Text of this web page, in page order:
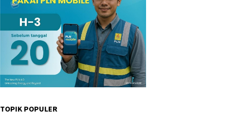
TOPIK POPULER